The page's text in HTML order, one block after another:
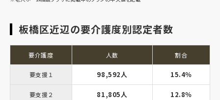
板橋区近辺の要介護度別認定者数
要介護度 人数 割合
要支援１ 98,592人 15.4％
要支援２ 81,805人 12.8％